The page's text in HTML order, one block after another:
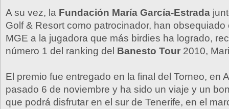
A su vez, la Fundación María García-Estrada
Golf & Resort como patrocinador, han obsequiado
MGE a la jugadora que más birdies ha logrado,
número 1 del ranking del Banesto Tour 2010,
El premio fue entregado en la final del Torneo, en
pasado 6 de noviembre y ha sido un viaje y un
que podrá disfrutar en el sur de Tenerife, en el